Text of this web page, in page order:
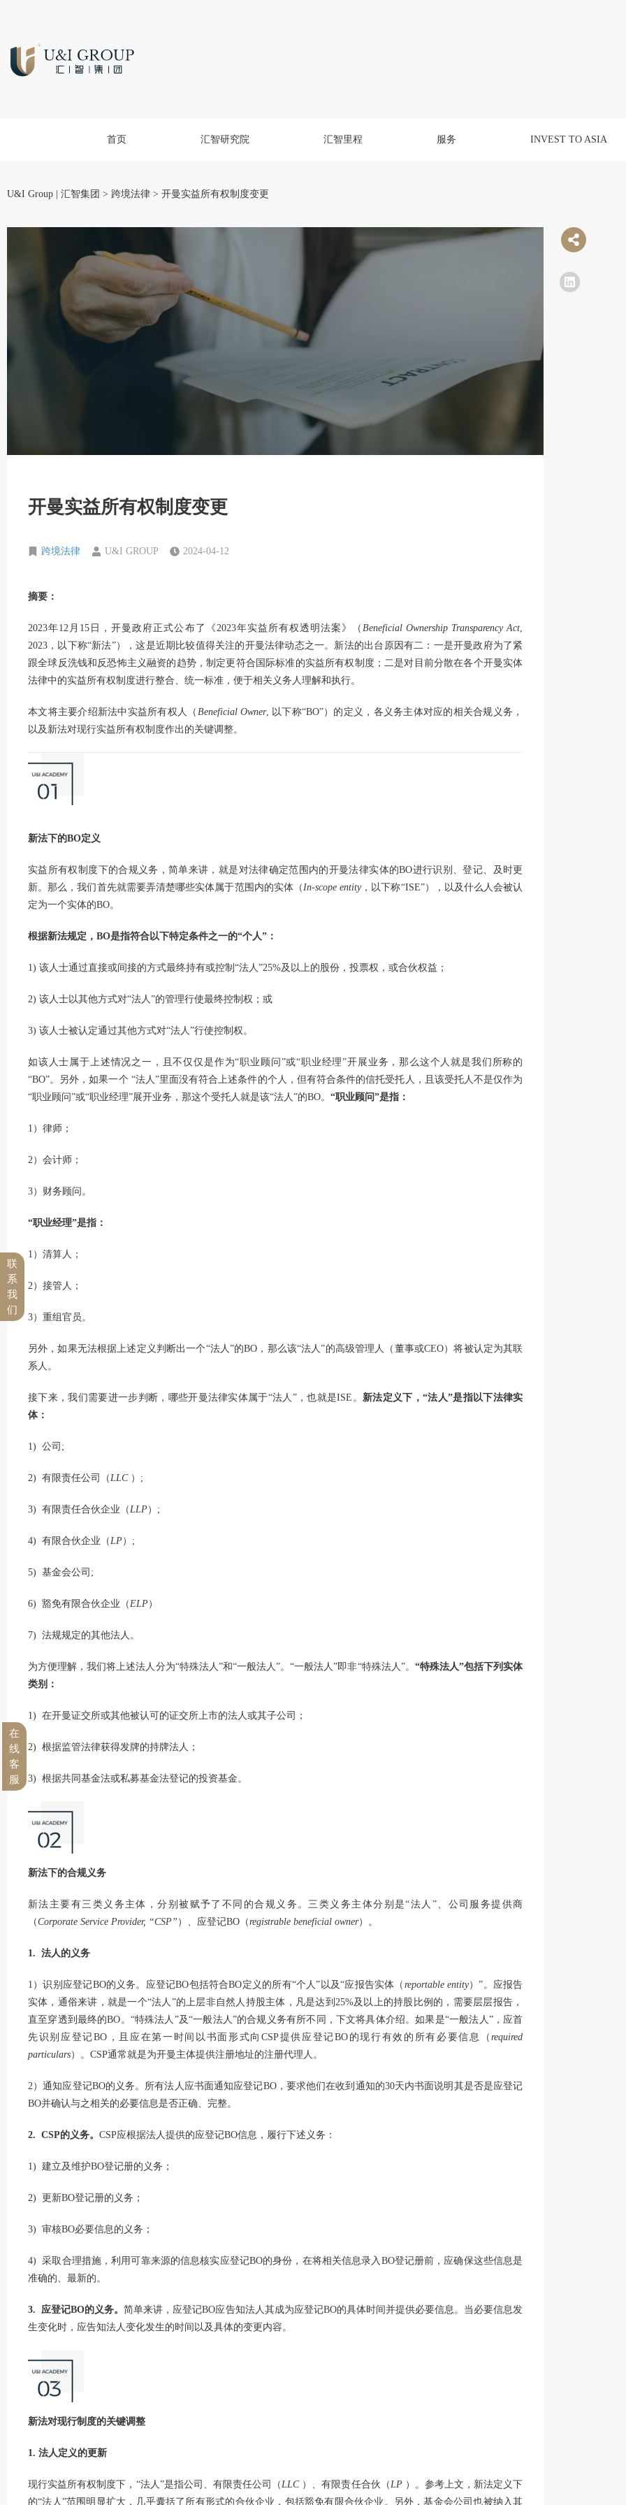
首页 汇智研究院 汇智里程 服务 INVEST TO ASIA
U&I Group | 汇智集团 > 跨境法律 > 开曼实益所有权制度变更
开曼实益所有权制度变更
跨境法律 U&I GROUP 2024-04-12
摘要：
2023年12月15日，开曼政府正式公布了《2023年实益所有权透明法案》（Beneficial Ownership Transparency Act,
2023，以下称“新法”），这是近期比较值得关注的开曼法律动态之一。新法的出台原因有二：一是开曼政府为了紧
跟全球反洗钱和反恐怖主义融资的趋势，制定更符合国际标准的实益所有权制度；二是对目前分散在各个开曼实体
法律中的实益所有权制度进行整合、统一标准，便于相关义务人理解和执行。
本文将主要介绍新法中实益所有权人（ Beneficial Owner, 以下称“BO”）的定义，各义务主体对应的相关合规义务，
以及新法对现行实益所有权制度作出的关键调整。
新法下的BO定义
实益所有权制度下的合规义务，简单来讲，就是对法律确定范围内的开曼法律实体的BO进行识别、登记、及时更
新。那么，我们首先就需要弄清楚哪些实体属于范围内的实体（In-scope entity，以下称“ISE”），以及什么人会被认
定为一个实体的BO。
根据新法规定，BO是指符合以下特定条件之一的“个人”：
1) 该人士通过直接或间接的方式最终持有或控制“法人”25%及以上的股份，投票权，或合伙权益；
2) 该人士以其他方式对“法人”的管理行使最终控制权；或
3) 该人士被认定通过其他方式对“法人”行使控制权。
如该人士属于上述情况之一，且不仅仅是作为“职业顾问”或“职业经理”开展业务，那么这个人就是我们所称的
“BO”。另外，如果一个 “法人”里面没有符合上述条件的个人，但有符合条件的信托受托人，且该受托人不是仅作为
“职业顾问”或“职业经理”展开业务，那这个受托人就是该“法人”的BO。 “职业顾问”是指：
1）律师；
2）会计师；
3）财务顾问。
“职业经理”是指：
1）清算人；
2）接管人；
3）重组官员。
另外，如果无法根据上述定义判断出一个“法人”的BO，那么该“法人”的高级管理人（董事或CEO）将被认定为其联
系人。
接下来，我们需要进一步判断，哪些开曼法律实体属于“法人”，也就是ISE。新法定义下，“法人”是指以下法律实
体：
1) 公司;
2) 有限责任公司（LLC ）;
3) 有限责任合伙企业（LLP）;
4) 有限合伙企业（LP）;
5) 基金会公司;
6) 豁免有限合伙企业（ELP）
7) 法规规定的其他法人。
为方便理解，我们将上述法人分为“特殊法人”和“一般法人”。“一般法人”即非“特殊法人”。 “特殊法人”包括下列实体
类别：
1) 在开曼证交所或其他被认可的证交所上市的法人或其子公司；
2) 根据监管法律获得发牌的持牌法人；
3) 根据共同基金法或私募基金法登记的投资基金。
新法下的合规义务
新法主要有三类义务主体，分别被赋予了不同的合规义务。三类义务主体分别是“法人”、公司服务提供商
（Corporate Service Provider, “CSP” ）、应登记BO（registrable beneficial owner）。
1. 法人的义务
1）识别应登记BO的义务。应登记BO包括符合BO定义的所有“个人”以及“应报告实体（ reportable entity）”。应报告
实体，通俗来讲，就是一个“法人”的上层非自然人持股主体，凡是达到25%及以上的持股比例的，需要层层报告，
直至穿透到最终的BO。“特殊法人”及“一般法人”的合规义务有所不同，下文将具体介绍。如果是“一般法人”，应首
先识别应登记BO，且应在第一时间以书面形式向CSP提供应登记BO的现行有效的所有必要信息（required
particulars）。CSP通常就是为开曼主体提供注册地址的注册代理人。
2）通知应登记BO的义务。所有法人应书面通知应登记BO，要求他们在收到通知的30天内书面说明其是否是应登记
BO并确认与之相关的必要信息是否正确、完整。
2. CSP的义务。 CSP应根据法人提供的应登记BO信息，履行下述义务：
1) 建立及维护BO登记册的义务；
2) 更新BO登记册的义务；
3) 审核BO必要信息的义务；
4) 采取合理措施，利用可靠来源的信息核实应登记BO的身份，在将相关信息录入BO登记册前，应确保这些信息是
准确的、最新的。
3. 应登记BO的义务。简单来讲，应登记BO应告知法人其成为应登记BO的具体时间并提供必要信息。当必要信息发
生变化时，应告知法人变化发生的时间以及具体的变更内容。
新法对现行制度的关键调整
1. 法人定义的更新
现行实益所有权制度下，“法人”是指公司、有限责任公司（LLC ）、有限责任合伙（LP ）。参考上文，新法定义下
的“法人”范围明显扩大，几乎囊括了所有形式的合伙企业，包括豁免有限合伙企业。另外，基金会公司也被纳入其
联
系
我
们
在
线
客
服